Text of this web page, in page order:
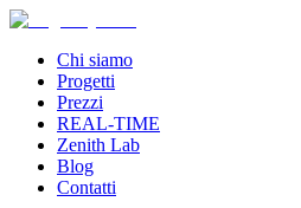
Chi siamo
Progetti
Prezzi
REAL-TIME
Zenith Lab
Blog
Contatti